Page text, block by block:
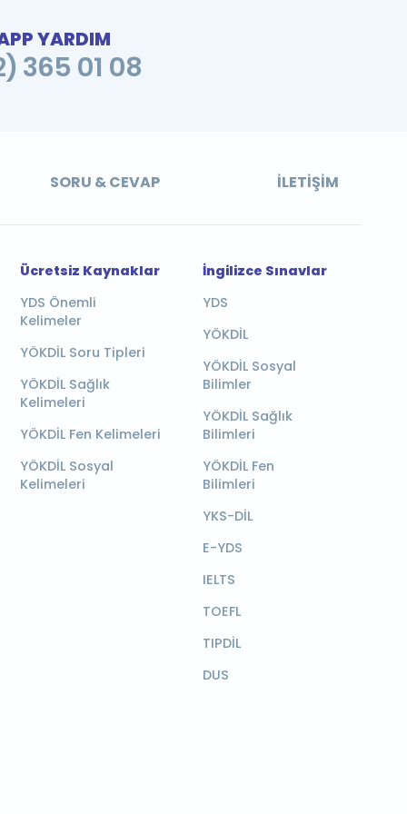
YARDIM
365 01 08
SORU & CEVAP İLETIŞIM
Ücretsiz Kaynaklar
YDS Önemli
Kelimeler
YÖKDİL Soru Tipleri
YÖKDİL Sağlık
Kelimeleri
YÖKDİL Fen Kelimeleri
YÖKDİL Sosyal
Kelimeleri
İngilizce Sınavlar
YDS
YÖKDİL
YÖKDİL Sosyal
Bilimler
YÖKDİL Sağlık
Bilimleri
YÖKDİL Fen
Bilimleri
YKS-DİL
E-YDS
IELTS
TOEFL
TIPDİL
DUS